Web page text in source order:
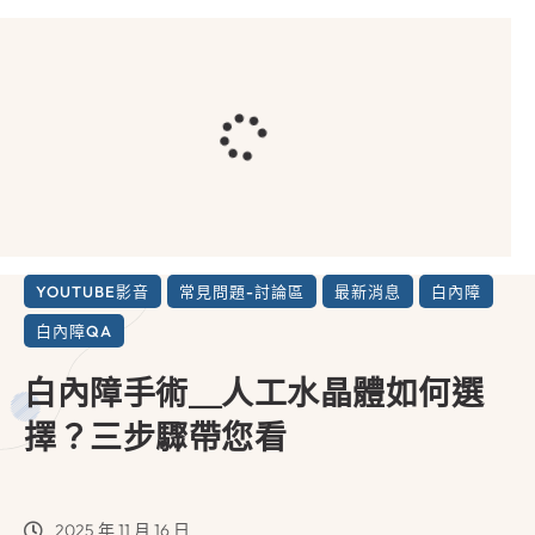
YOUTUBE影音 常見問題-討論區 最新消息 白內障
白內障QA
白內障手術＿人工水晶體如何選
擇？三步驟帶您看
2025 年 11 月 16 日